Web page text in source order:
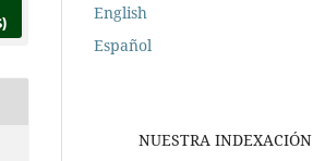
English
Español
NUESTRA INDEXACIÓN